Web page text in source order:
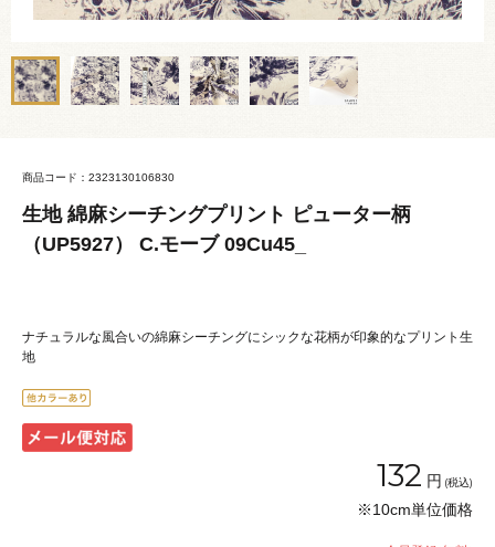
商品コード：2323130106830
生地 綿麻シーチングプリント ピューター柄
（UP5927） C.モーブ 09Cu45_
ナチュラルな風合いの綿麻シーチングにシックな花柄が印象的なプリント生
地
132 円 (税込)
※10cm単位価格